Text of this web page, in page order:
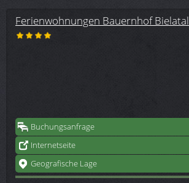
Ferienwohnungen Bauernhof Bielatal
Buchungsanfrage
Internetseite
Geografische Lage